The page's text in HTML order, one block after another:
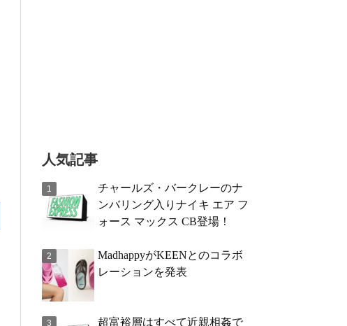
人気記事
チャールズ・バークレーのナ
ンバリング入りナイキ エア フ
ォース マックス CB登場！
MadhappyがKEENとのコラボ
レーションを発表
超富裕層はすべて近親相姦で